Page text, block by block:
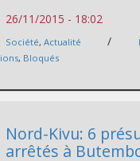
26/11/2015 - 18:02
Société,Actualité /
, Bloqués
Nord-Kivu: 6
arrêtés à